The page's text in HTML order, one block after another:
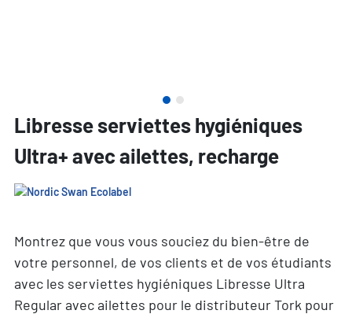
Libresse serviettes hygiéniques
Ultra+ avec ailettes, recharge
Montrez que vous vous souciez du bien-être de
votre personnel, de vos clients et de vos étudiants
avec les serviettes hygiéniques Libresse Ultra
Regular avec ailettes pour le distributeur Tork pour